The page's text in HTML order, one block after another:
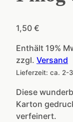
1,50 €
Enthält 19%
zzgl. Versand
Lieferzeit: ca. 2-
Diese
Karton
verfeinert.